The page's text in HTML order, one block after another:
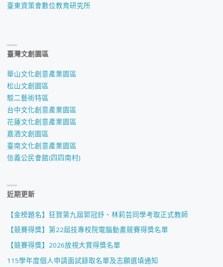
臺東資策會數位教育研究所
臺灣文創園區
華山文化創意產業園區
松山文創園區
駁二藝術特區
台中文化創意產業園區
花蓮文化創意產業園區
嘉酒文創園區
臺南文化創意產業園區
信義公民會館(四四南村)
近期更新
【金榜題名】狂賀第九屆郭冠妤、林莉芸同學考取正式教師
【競賽得獎】第22屆技專校院電腦動畫競賽得獎名單
【競賽得獎】2026放視大賞得獎名單
115學年度個人申請面試錄取名單及志願選填通知